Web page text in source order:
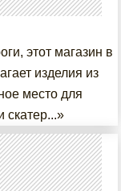
этот магазин в
изделия из
место для
скатер...»